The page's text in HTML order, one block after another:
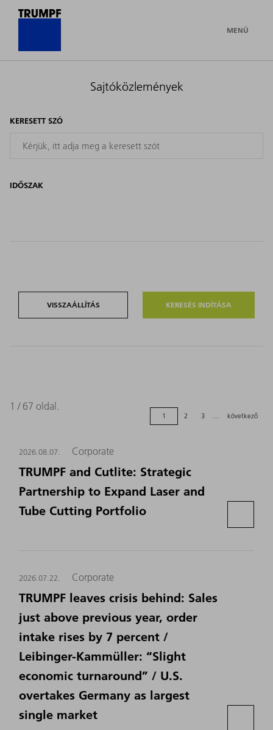
MENÜ
Sajtóközlemények
KERESETT SZÓ
IDŐSZAK
VISSZAÁLLÍTÁS
1 / 67 oldal.
1 2 3 … következő
2026.08.07. Corporate
TRUMPF and Cutlite: Strategic
Partnership to Expand Laser and
Tube Cutting Portfolio
2026.07.22. Corporate
TRUMPF leaves crisis behind: Sales
just above previous year, order
intake rises by 7 percent /
Leibinger-Kammüller: “Slight
economic turnaround” / U.S.
overtakes Germany as largest
single market